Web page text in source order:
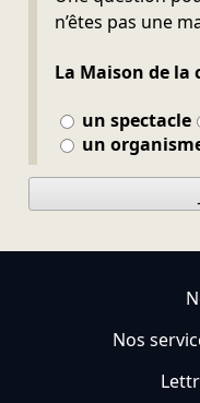
n’êtes pas une
La Maison de la
un spectacle
un
Nos